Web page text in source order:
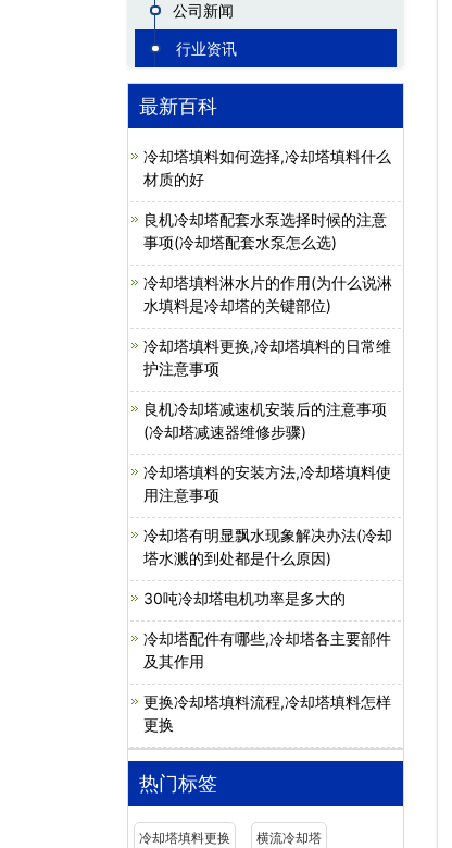
公司新闻
行业资讯
最新百科
冷却塔填料如何选择,冷却塔填料什么
材质的好
良机冷却塔配套水泵选择时候的注意
事项(冷却塔配套水泵怎么选)
冷却塔填料淋水片的作用(为什么说淋
水填料是冷却塔的关键部位)
冷却塔填料更换,冷却塔填料的日常维
护注意事项
良机冷却塔减速机安装后的注意事项
(冷却塔减速器维修步骤)
冷却塔填料的安装方法,冷却塔填料使
用注意事项
冷却塔有明显飘水现象解决办法(冷却
塔水溅的到处都是什么原因)
30吨冷却塔电机功率是多大的
冷却塔配件有哪些,冷却塔各主要部件
及其作用
更换冷却塔填料流程,冷却塔填料怎样
更换
热门标签
冷却塔填料更换 横流冷却塔